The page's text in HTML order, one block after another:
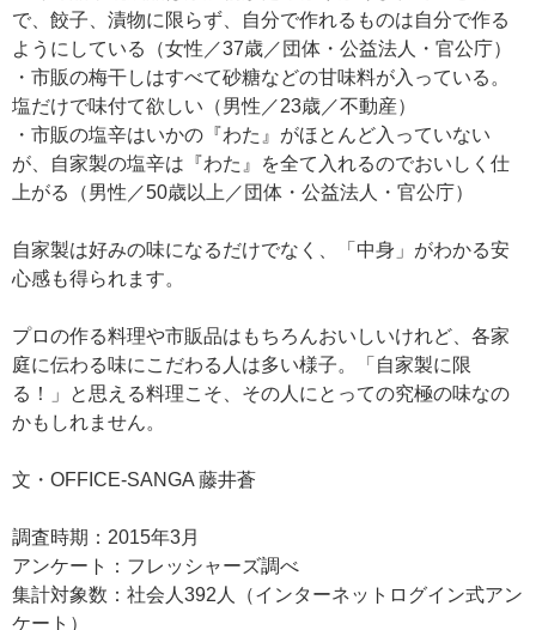
で、餃子、漬物に限らず、自分で作れるものは自分で作る
ようにしている（女性／37歳／団体・公益法人・官公庁）
・市販の梅干しはすべて砂糖などの甘味料が入っている。
塩だけで味付て欲しい（男性／23歳／不動産）
・市販の塩辛はいかの『わた』がほとんど入っていない
が、自家製の塩辛は『わた』を全て入れるのでおいしく仕
上がる（男性／50歳以上／団体・公益法人・官公庁）
自家製は好みの味になるだけでなく、「中身」がわかる安
心感も得られます。
プロの作る料理や市販品はもちろんおいしいけれど、各家
庭に伝わる味にこだわる人は多い様子。「自家製に限
る！」と思える料理こそ、その人にとっての究極の味なの
かもしれません。
文・OFFICE-SANGA 藤井蒼
調査時期：2015年3月
アンケート：フレッシャーズ調べ
集計対象数：社会人392人（インターネットログイン式アン
ケート）